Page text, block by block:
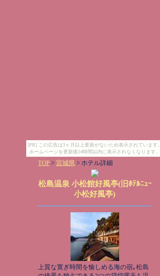
[PR] この広告は3ヶ月以上更新がないため表示されています。
ホームページを更新後24時間以内に表示されなくなります。
TOP > 宮城県 > ホテル詳細
松島温泉 小松館好風亭(旧ﾎﾃﾙﾆｭｰ
小松好風亭)
上質な寛ぎ時間を愉しめる海の宿｡松島